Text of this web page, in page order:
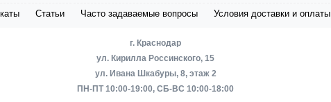
Статьи Часто задаваемые вопросы Условия доставки и оплаты
г. Краснодар
ул. Кирилла Россинского, 15
ул. Ивана Шкабуры, 8, этаж 2
ПН-ПТ 10:00-19:00, СБ-ВС 10:00-18:00